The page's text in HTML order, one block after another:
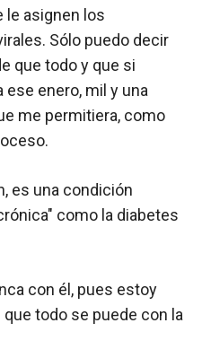
le asignen los
Sólo puedo decir
que todo y que si
enero, mil y una
me permitiera, como
es una condición
como la diabetes
con él, pues estoy
todo se puede con la